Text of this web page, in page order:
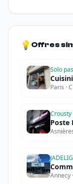
💡 Offres
Solo
Paris ·
Poste
Annecy